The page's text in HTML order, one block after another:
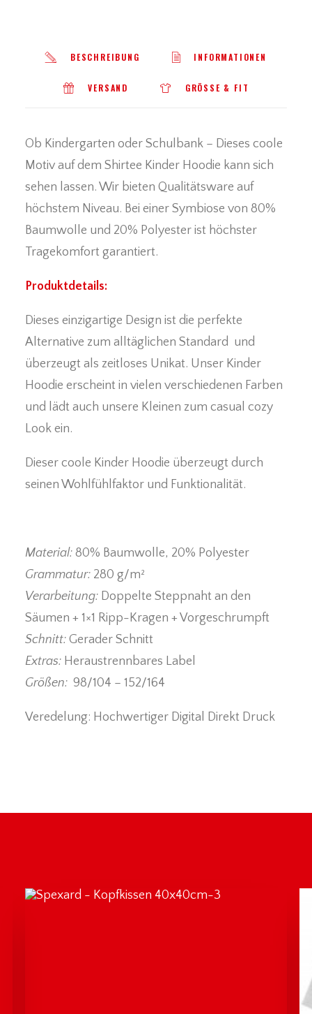
BESCHREIBUNG INFORMATIONEN
VERSAND GRÖSSE & FIT
Ob Kindergarten oder Schulbank – Dieses coole
Motiv auf dem Shirtee Kinder Hoodie kann sich
sehen lassen. Wir bieten Qualitätsware auf
höchstem Niveau. Bei einer Symbiose von 80%
Baumwolle und 20% Polyester ist höchster
Tragekomfort garantiert.
Produktdetails:
Dieses einzigartige Design ist die perfekte
Alternative zum alltäglichen Standard und
überzeugt als zeitloses Unikat. Unser Kinder
Hoodie erscheint in vielen verschiedenen Farben
und lädt auch unsere Kleinen zum casual cozy
Look ein.
Dieser coole Kinder Hoodie überzeugt durch
seinen Wohlfühlfaktor und Funktionalität.
Material: 80% Baumwolle, 20% Polyester
Grammatur: 280 g/m²
Verarbeitung: Doppelte Steppnaht an den
Säumen + 1×1 Ripp-Kragen + Vorgeschrumpft
Schnitt: Gerader Schnitt
Extras: Heraustrennbares Label
Größen: 98/104 – 152/164
Veredelung: Hochwertiger Digital Direkt Druck